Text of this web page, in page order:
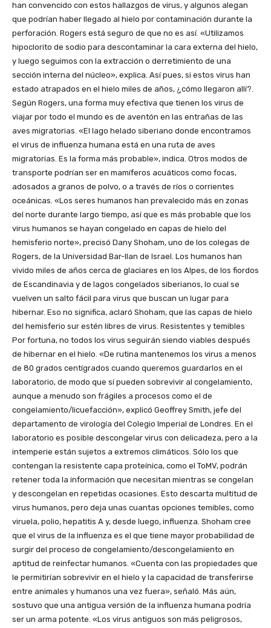
han convencido con estos hallazgos de virus, y algunos alegan
que podrían haber llegado al hielo por contaminación durante la
perforación. Rogers está seguro de que no es así. «Utilizamos
hipoclorito de sodio para descontaminar la cara externa del hielo,
y luego seguimos con la extracción o derretimiento de una
sección interna del núcleo», explica. Así pues, si estos virus han
estado atrapados en el hielo miles de años, ¿cómo llegaron allí?.
Según Rogers, una forma muy efectiva que tienen los virus de
viajar por todo el mundo es de aventón en las entrañas de las
aves migratorias. «El lago helado siberiano donde encontramos
el virus de influenza humana está en una ruta de aves
migratorias. Es la forma más probable», indica. Otros modos de
transporte podrían ser en mamíferos acuáticos como focas,
adosados a granos de polvo, o a través de ríos o corrientes
oceánicas. «Los seres humanos han prevalecido más en zonas
del norte durante largo tiempo, así que es más probable que los
virus humanos se hayan congelado en capas de hielo del
hemisferio norte», precisó Dany Shoham, uno de los colegas de
Rogers, de la Universidad Bar-Ilan de Israel. Los humanos han
vivido miles de años cerca de glaciares en los Alpes, de los fiordos
de Escandinavia y de lagos congelados siberianos, lo cual se
vuelven un salto fácil para virus que buscan un lugar para
hibernar. Eso no significa, aclaró Shoham, que las capas de hielo
del hemisferio sur estén libres de virus. Resistentes y temibles
Por fortuna, no todos los virus seguirán siendo viables después
de hibernar en el hielo. «De rutina mantenemos los virus a menos
de 80 grados centígrados cuando queremos guardarlos en el
laboratorio, de modo que sí pueden sobrevivir al congelamiento,
aunque a menudo son frágiles a procesos como el de
congelamiento/licuefacción», explicó Geoffrey Smith, jefe del
departamento de virología del Colegio Imperial de Londres. En el
laboratorio es posible descongelar virus con delicadeza, pero a la
intemperie están sujetos a extremos climáticos. Sólo los que
contengan la resistente capa proteínica, como el ToMV, podrán
retener toda la información que necesitan mientras se congelan
y descongelan en repetidas ocasiones. Esto descarta multitud de
virus humanos, pero deja unas cuantas opciones temibles, como
viruela, polio, hepatitis A y, desde luego, influenza. Shoham cree
que el virus de la influenza es el que tiene mayor probabilidad de
surgir del proceso de congelamiento/descongelamiento en
aptitud de reinfectar humanos. «Cuenta con las propiedades que
le permitirían sobrevivir en el hielo y la capacidad de transferirse
entre animales y humanos una vez fuera», señaló. Más aún,
sostuvo que una antigua versión de la influenza humana podría
ser un arma potente. «Los virus antiguos son más peligrosos,